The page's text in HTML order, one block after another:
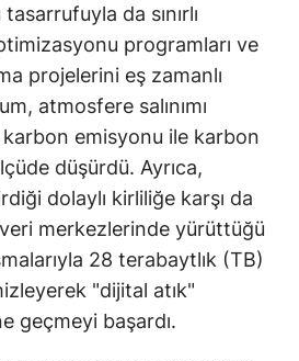
da sınırlı
programları ve
projelerini eş zamanlı
atmosfere salınımı
emisyonu ile karbon
düşürdü. Ayrıca,
dolaylı kirliliğe karşı da
merkezlerinde yürüttüğü
28 terabaytlık (TB)
"dijital atık"
geçmeyi başardı.